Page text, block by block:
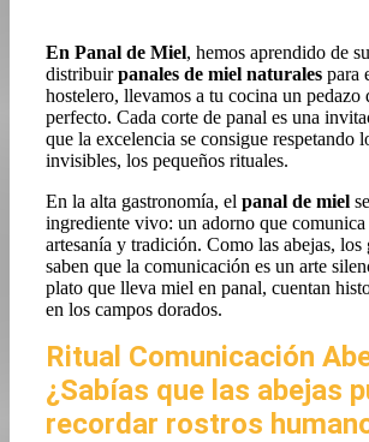
En Panal de Miel, hemos aprendido de
distribuirpanales de miel naturales para
hostelero, llevamos a tu cocina un pedazo
perfecto. Cada corte de panal es una
que la excelencia se consigue respetando
invisibles, los pequeños rituales.
En la alta gastronomía, el panal de miel
ingrediente vivo: un adorno que comunica
artesanía y tradición. Como las abejas, los
saben que la comunicación es un arte
plato que lleva miel en panal, cuentan
en los campos dorados.
Ritual Comunicación
¿Sabías que las abejas
recordar rostros